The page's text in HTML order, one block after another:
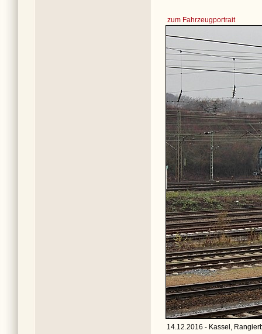
zum Fahrzeugportrait
14.12.2016 - Kassel,